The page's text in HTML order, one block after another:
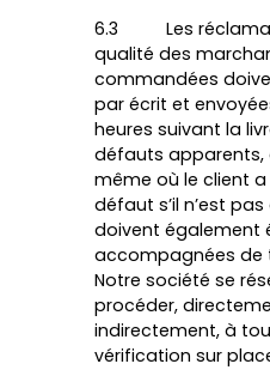
6.3 Les
qualité des
commandées
par écrit et
heures suivant la
défauts apparents,
même où le client
défaut s’il n’est
doivent également
accompagnées de
Notre société se
procéder,
indirectement, à
vérification sur